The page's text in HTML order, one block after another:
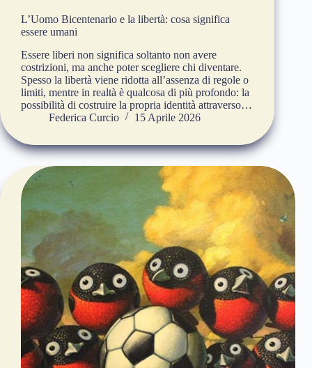
L’Uomo Bicentenario e la libertà: cosa significa
essere umani
Essere liberi non significa soltanto non avere
costrizioni, ma anche poter scegliere chi diventare.
Spesso la libertà viene ridotta all’assenza di regole o
limiti, mentre in realtà è qualcosa di più profondo: la
possibilità di costruire la propria identità attraverso…
Federica Curcio
15 Aprile 2026